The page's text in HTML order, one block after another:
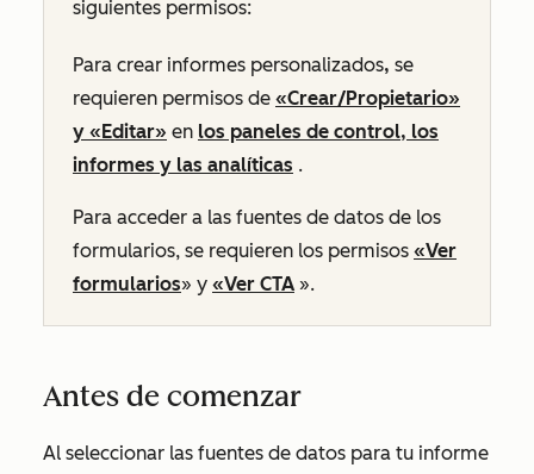
siguientes permisos:
Para crear informes personalizados, se
requieren permisos de «Crear/Propietario»
y «Editar» en los paneles de control, los
informes y las analíticas .
Para acceder a las fuentes de datos de los
formularios, se requieren los permisos «Ver
formularios» y «Ver CTA ».
Antes de comenzar
Al seleccionar las fuentes de datos para tu informe